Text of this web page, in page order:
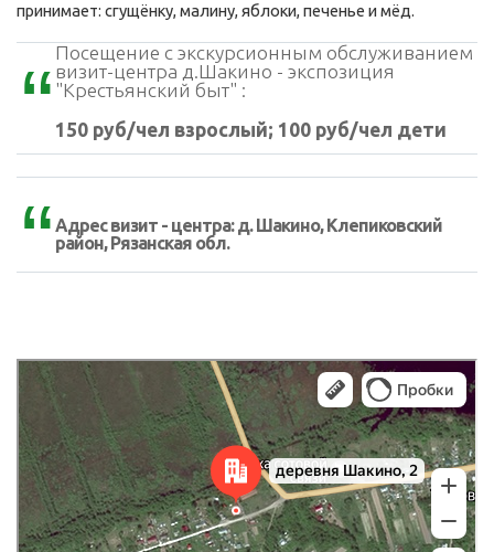
принимает: сгущёнку, малину, яблоки, печенье и мёд.
Посещение с экскурсионным обслуживанием
визит-центра д.Шакино - экспозиция
"Крестьянский быт" :
150 руб/чел взрослый; 100 руб/чел дети
Адрес визит - центра: д. Шакино, Клепиковский
район, Рязанская обл.